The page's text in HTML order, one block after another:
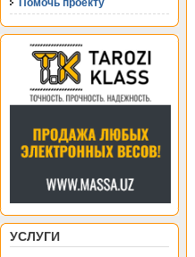
Помочь проекту
УСЛУГИ